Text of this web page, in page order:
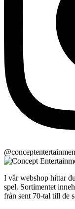
I vår webshop hittar
spel. Sortimentet
från sent 70-tal till de